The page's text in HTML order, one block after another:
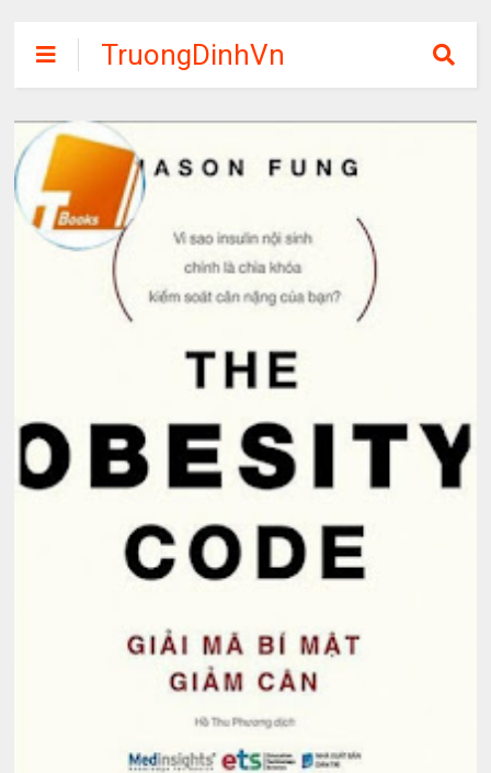
TruongDinhVn
Chia sẽ ebook,
các khóa học,
phần mềm học
tập miễn phí